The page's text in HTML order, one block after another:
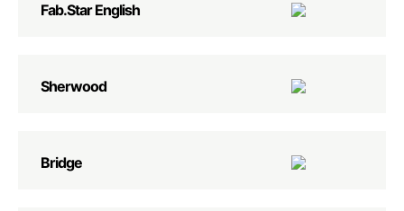
Fab.Star English
Sherwood
Bridge